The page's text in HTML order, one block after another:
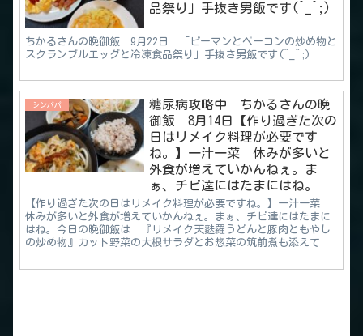
品祭り」手抜き男飯です(^_^;)
ちかるさんの晩御飯 9月22日 「ピーマンとベーコンの炒め物と
スクランブルエッグと冷凍食品祭り」手抜き男飯です(^_^;)
シンパパ
糖尿病攻略中 ちかるさんの晩
御飯 8月14日【作り過ぎた次の
日はリメイク料理が必要です
ね。】一汁一菜 休みが多いと
外食が増えていかんねぇ。ま
ぁ、チビ達にはたまにはね。
【作り過ぎた次の日はリメイク料理が必要ですね。】一汁一菜
休みが多いと外食が増えていかんねぇ。まぁ、チビ達にはたまに
はね。今日の晩御飯は 『リメイク天麩羅うどんと豚肉ともやし
の炒め物』カット野菜の大根サラダとお惣菜の筑前煮も添えて